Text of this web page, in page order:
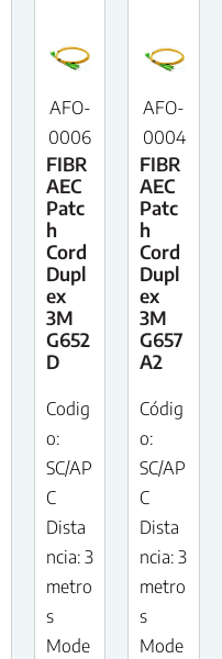
AFO-
0006
FIBR
AEC
Patc
h
Cord
Dupl
ex
3M
G652
D
Codig
o:
SC/AP
C
Dista
ncia: 3
metro
s
Mode
AFO-
0004
FIBR
AEC
Patc
h
Cord
Dupl
ex
3M
G657
A2
Códig
o:
SC/AP
C
Dista
ncia: 3
metro
s
Mode